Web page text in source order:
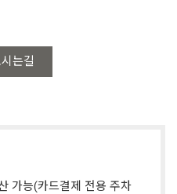
는길
가능(카드결제 전용 주차